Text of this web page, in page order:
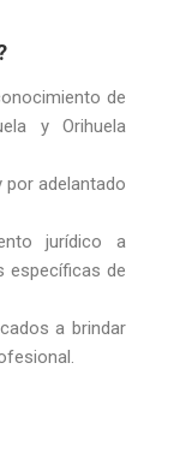
de
y Orihuela
adelantado
jurídico a
específicas de
a brindar